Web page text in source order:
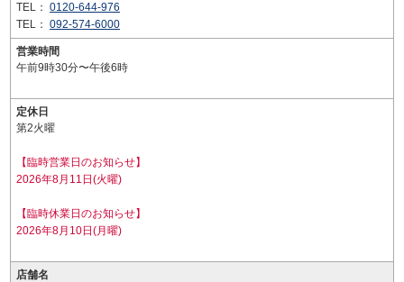
TEL： 0120-644-976
TEL： 092-574-6000
営業時間
午前9時30分〜午後6時
定休日
第2火曜
【臨時営業日のお知らせ】
2026年8月11日(火曜)
【臨時休業日のお知らせ】
2026年8月10日(月曜)
店舗名